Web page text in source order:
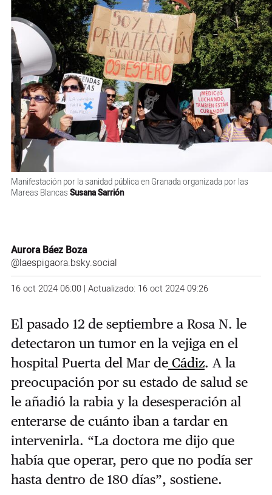
Manifestación por la sanidad pública en Granada organizada por las
Mareas Blancas Susana Sarrión
Aurora Báez Boza
@laespigaora.bsky.social
16 oct 2024 06:00 | Actualizado: 16 oct 2024 09:26
El pasado 12 de septiembre a Rosa N. le
detectaron un tumor en la vejiga en el
hospital Puerta del Mar deCádiz. A la
preocupación por su estado de salud se
le añadió la rabia y la desesperación al
enterarse de cuánto iban a tardar en
intervenirla. “La doctora me dijo que
había que operar, pero que no podía ser
hasta dentro de 180 días”, sostiene.